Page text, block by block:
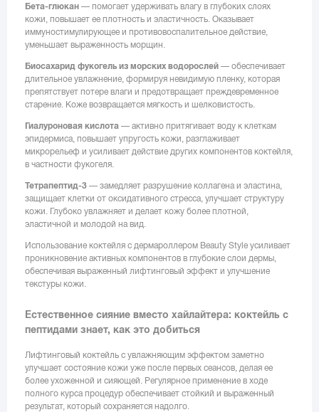
Бета-глюкан — помогает удерживать влагу в глубоких слоях
кожи, повышает ее плотность и эластичность. Оказывает
иммуностимулирующее и противовоспалительное действие,
уменьшает выраженность морщин.
Биосахарид фукогель из морских водорослей — обеспечивает
длительное увлажнение, формируя невидимую пленку, которая
препятствует потере влаги и предотвращает преждевременное
старение. Коже возвращается мягкость и шелковистость.
Гиалуроновая кислота — активно притягивает воду к клеткам
эпидермиса, повышает упругость кожи, разглаживает
микрорельеф и усиливает действие других компонентов коктейля,
в частности фукогеля.
Тетрапептид-3 — замедляет разрушение коллагена и эластина,
защищает клетки от оксидативного стресса, улучшает структуру
кожи. Глубоко увлажняет и делает кожу более плотной,
эластичной и молодой на вид.
Использование коктейля с дермароллером Beauty Style усиливает
проникновение активных компонентов в глубокие слои дермы,
обеспечивая выраженный лифтинговый эффект и улучшение
текстуры кожи.
Естественное сияние вместо хайлайтера: коктейль с
пептидами знает, как это добиться
Лифтинговый коктейль с увлажняющим эффектом заметно
улучшает состояние кожи уже после первых сеансов, делая ее
более ухоженной и сияющей. Регулярное применение в ходе
полного курса процедур обеспечивает стойкий и выраженный
результат, который сохраняется надолго.